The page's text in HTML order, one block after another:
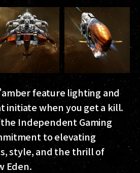
feature lighting and
initiate when you get a kill.
the Independent Gaming
to elevating
style, and the thrill of
Eden.